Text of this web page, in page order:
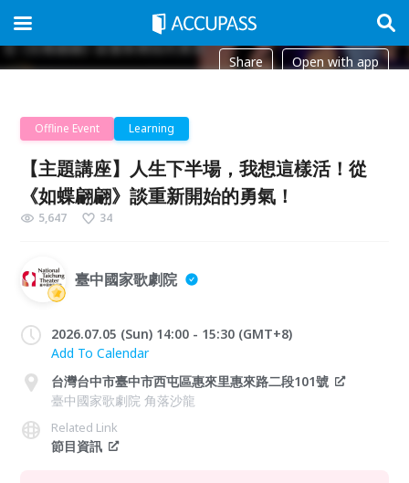
Share Open with app
Offline Event Learning
【主題講座】人生下半場，我想這樣活！從
《如蝶翩翩》談重新開始的勇氣！
5,647 34
臺中國家歌劇院
2026.07.05 (Sun) 14:00 - 15:30 (GMT+8)
Add To Calendar
台灣台中市臺中市西屯區惠來里惠來路二段101號
臺中國家歌劇院 角落沙龍
Related Link
節目資訊